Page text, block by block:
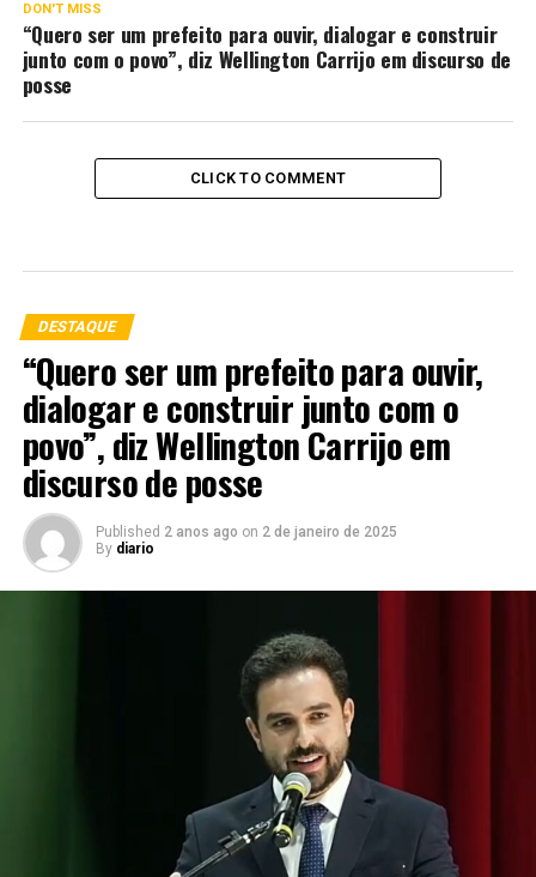
DON'T MISS
“Quero ser um prefeito para ouvir, dialogar e construir
junto com o povo”, diz Wellington Carrijo em discurso de
posse
CLICK TO COMMENT
DESTAQUE
“Quero ser um prefeito para ouvir,
dialogar e construir junto com o
povo”, diz Wellington Carrijo em
discurso de posse
Published 2 anos ago on 2 de janeiro de 2025
By diario